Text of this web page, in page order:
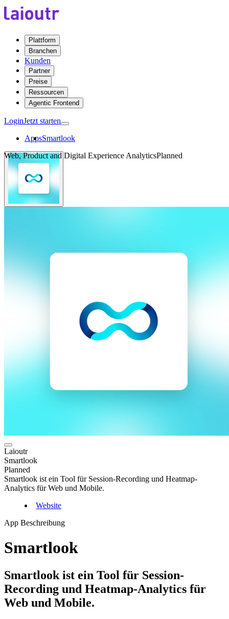
Plattform
Branchen
Kunden
Partner
Preise
Ressourcen
Agentic Frontend
LoginJetzt starten
AppsSmartlook
Web, Product and Digital Experience AnalyticsPlanned
Laioutr
Smartlook
Planned
Smartlook ist ein Tool für Session-Recording und Heatmap-
Analytics für Web und Mobile.
Website
App Beschreibung
Smartlook
Smartlook ist ein Tool für Session-
Recording und Heatmap-Analytics für
Web und Mobile.